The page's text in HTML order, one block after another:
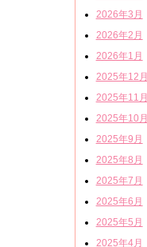
2026年3月
2026年2月
2026年1月
2025年12月
2025年11月
2025年10月
2025年9月
2025年8月
2025年7月
2025年6月
2025年5月
2025年4月